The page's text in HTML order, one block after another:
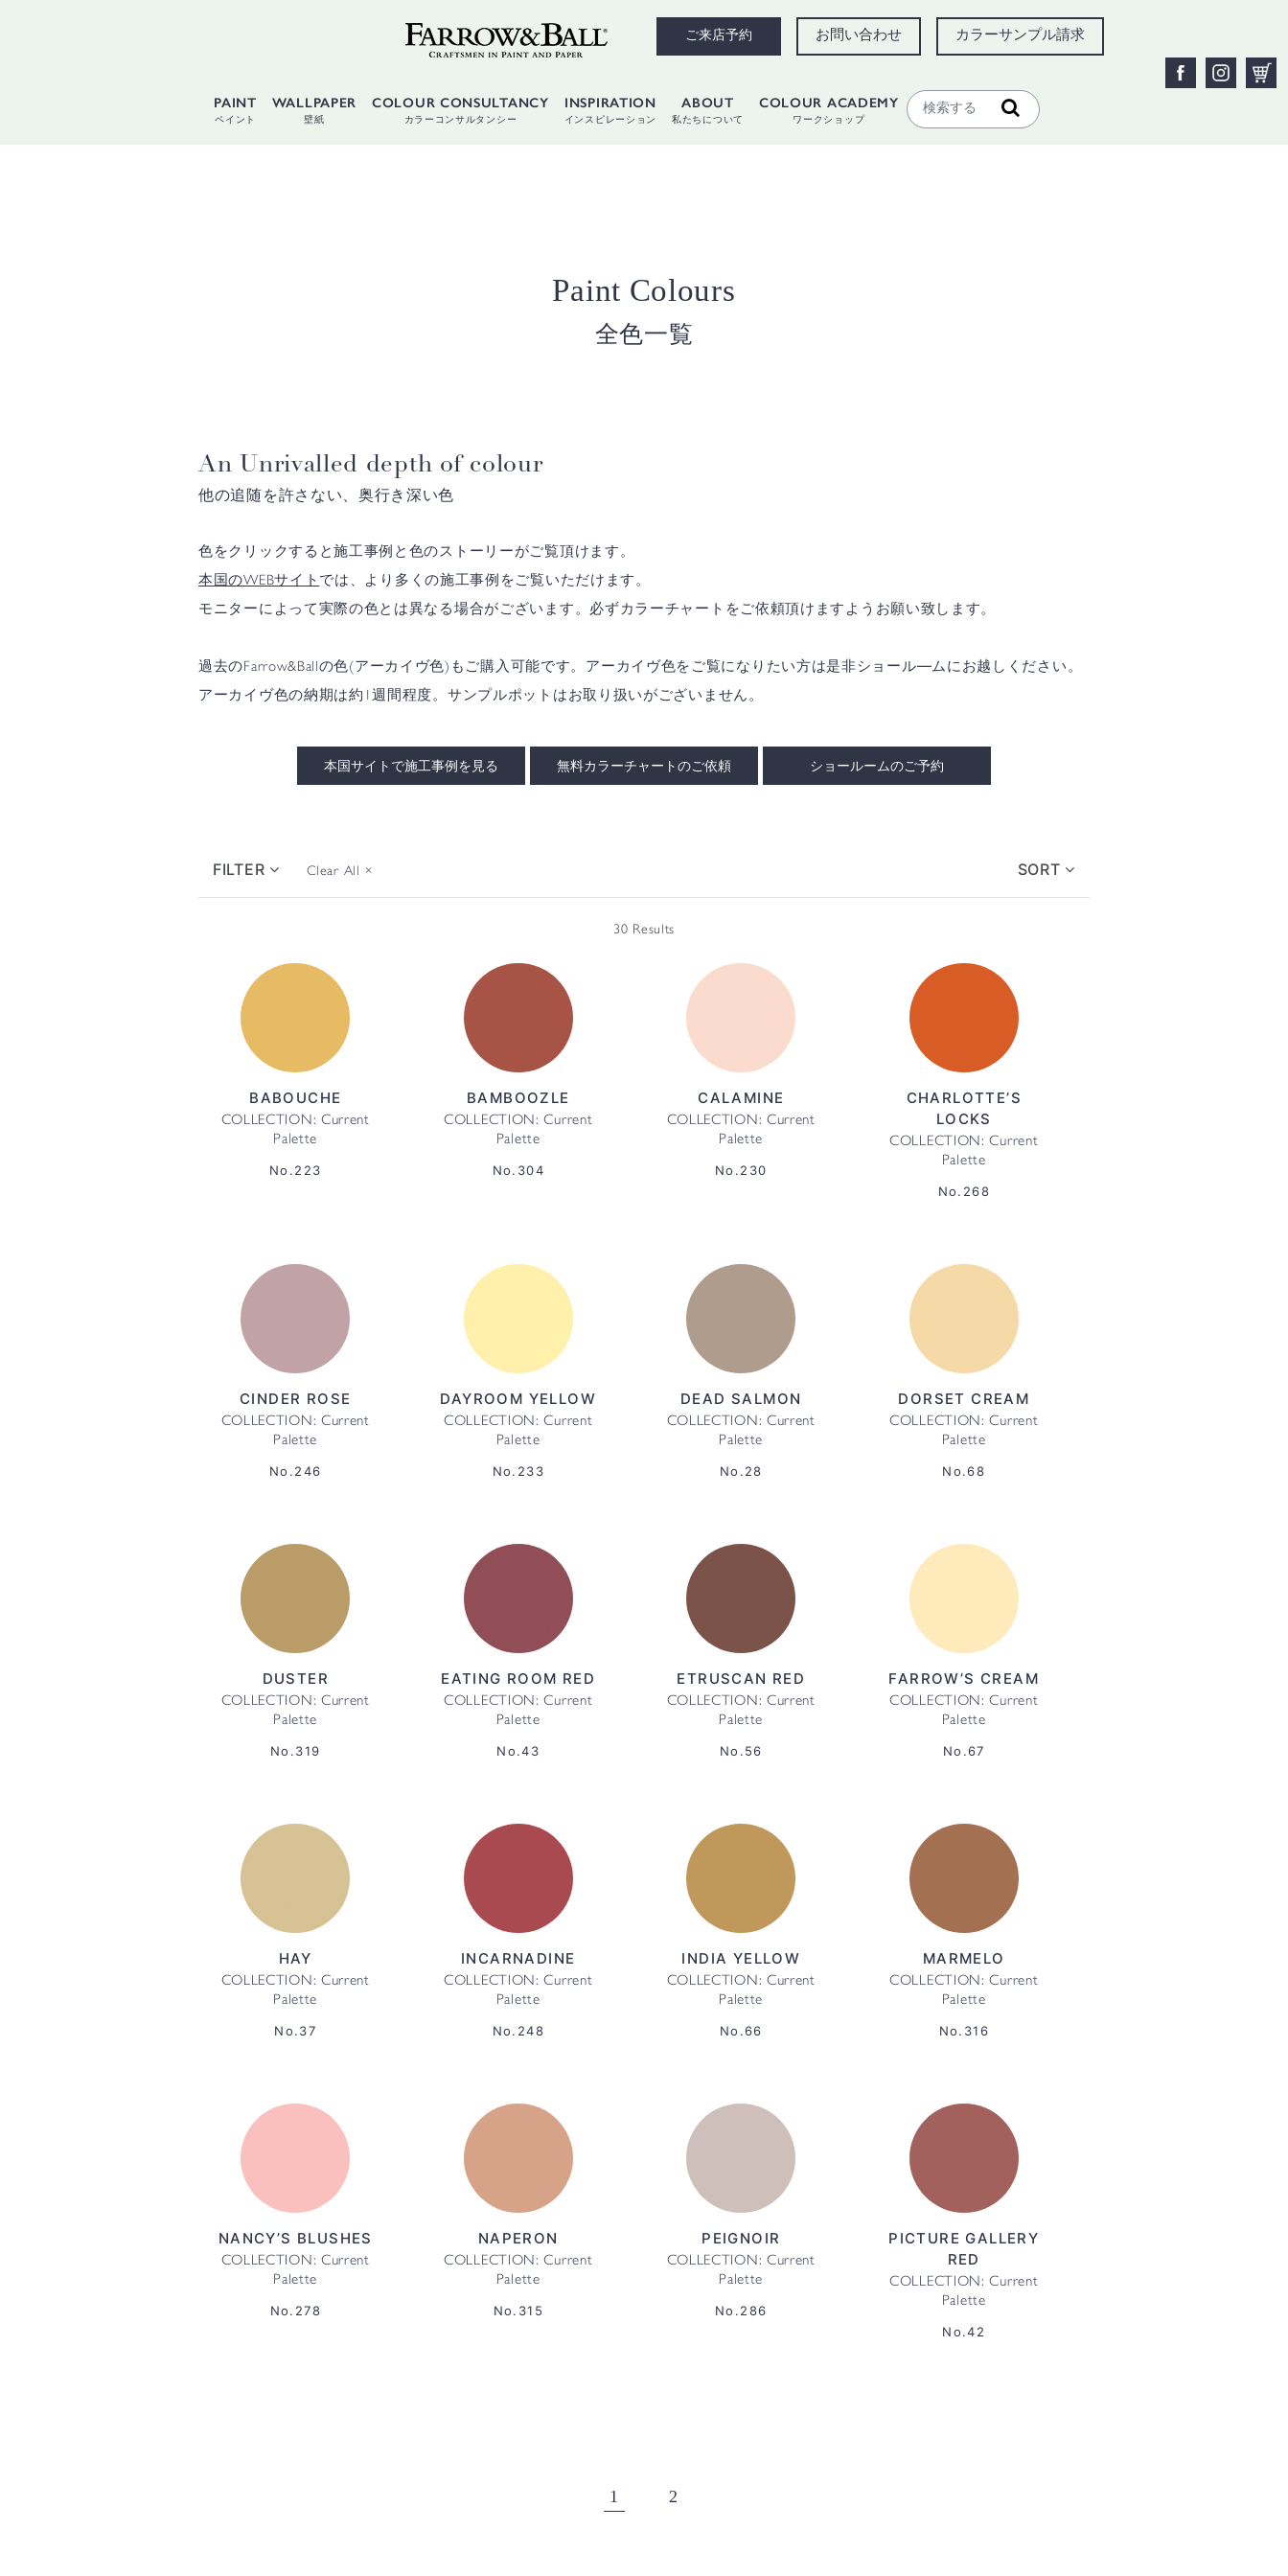
ご来店予約 お問い合わせ カラーサンプル請求
PAINT
ペイント
WALLPAPER
壁紙
COLOUR CONSULTANCY
カラーコンサルタンシー
INSPIRATION
インスピレーション
ABOUT
私たちについて
COLOUR ACADEMY
ワークショップ
Paint Colours
全色一覧
An Unrivalled depth of colour
他の追随を許さない、奥行き深い色
色をクリックすると施工事例と色のストーリーがご覧頂けます。
本国のWEBサイト では、より多くの施工事例をご覧いただけます。
モニターによって実際の色とは異なる場合がございます。必ずカラーチャートをご依頼頂けますようお願い致します。
過去のFarrow&Ballの色(アーカイヴ色)もご購入可能です。アーカイヴ色をご覧になりたい方は是非ショール―ムにお越しください。
アーカイヴ色の納期は約1週間程度。サンプルポットはお取り扱いがございません。
本国サイトで施工事例を見る 無料カラーチャートのご依頼 ショールームのご予約
FILTER Clear All × SORT
30 Results
BABOUCHE
COLLECTION: Current
Palette
No.223
BAMBOOZLE
COLLECTION: Current
Palette
No.304
CALAMINE
COLLECTION: Current
Palette
No.230
CHARLOTTE’S
LOCKS
COLLECTION: Current
Palette
No.268
CINDER ROSE
COLLECTION: Current
Palette
No.246
DAYROOM YELLOW
COLLECTION: Current
Palette
No.233
DEAD SALMON
COLLECTION: Current
Palette
No.28
DORSET CREAM
COLLECTION: Current
Palette
No.68
DUSTER
COLLECTION: Current
Palette
No.319
EATING ROOM RED
COLLECTION: Current
Palette
No.43
ETRUSCAN RED
COLLECTION: Current
Palette
No.56
FARROW’S CREAM
COLLECTION: Current
Palette
No.67
HAY
COLLECTION: Current
Palette
No.37
INCARNADINE
COLLECTION: Current
Palette
No.248
INDIA YELLOW
COLLECTION: Current
Palette
No.66
MARMELO
COLLECTION: Current
Palette
No.316
NANCY’S BLUSHES
COLLECTION: Current
Palette
No.278
NAPERON
COLLECTION: Current
Palette
No.315
PEIGNOIR
COLLECTION: Current
Palette
No.286
PICTURE GALLERY
RED
COLLECTION: Current
Palette
No.42
1 2